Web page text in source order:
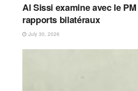
Al Sissi examine avec le
rapports bilatéraux
July 30, 2026